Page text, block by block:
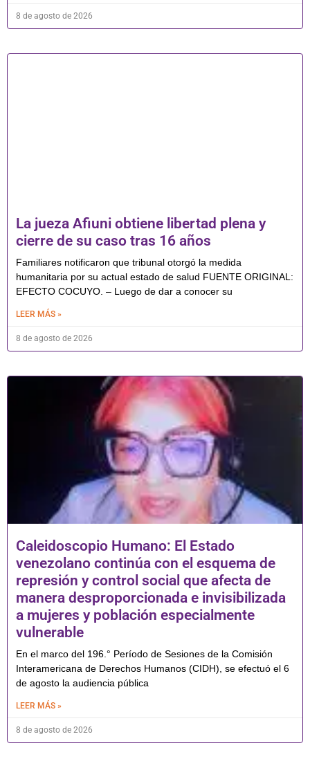
8 de agosto de 2026
La jueza Afiuni obtiene libertad plena y
cierre de su caso tras 16 años
Familiares notificaron que tribunal otorgó la medida
humanitaria por su actual estado de salud FUENTE ORIGINAL:
EFECTO COCUYO. – Luego de dar a conocer su
LEER MÁS »
8 de agosto de 2026
Caleidoscopio Humano: El Estado
venezolano continúa con el esquema de
represión y control social que afecta de
manera desproporcionada e invisibilizada
a mujeres y población especialmente
vulnerable
En el marco del 196.° Período de Sesiones de la Comisión
Interamericana de Derechos Humanos (CIDH), se efectuó el 6
de agosto la audiencia pública
LEER MÁS »
8 de agosto de 2026